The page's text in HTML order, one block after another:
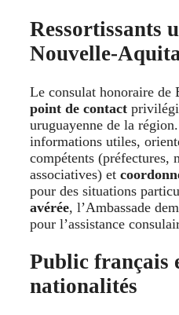
Ressortissants
Nouvelle-
Le consulat honoraire de
point de contact
uruguayenne de la
informations utiles,
compétents (préfectures,
associatives) et
pour des situations
avérée, l’Ambassade
pour l’assistance
Public français
nationalités